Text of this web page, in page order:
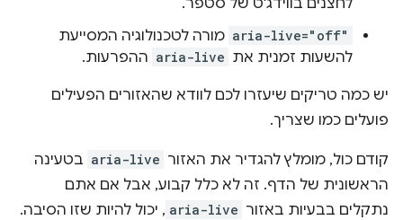
aria-live="off" מורה לטכנולוגיה המסייעת
להשעות זמנית את aria-live ההפרעות.
יש כמה טריקים שיעזרו לכם לוודא שהאזורים הפעילים
פועלים כמו שצריך.
קודם כול, מומלץ להגדיר את האזור aria-live בטעינה
הראשונית של הדף. זה לא כלל קבוע, אבל אם אתם
נתקלים בבעיות באזור aria-live , יכול להיות שזו הסיבה.